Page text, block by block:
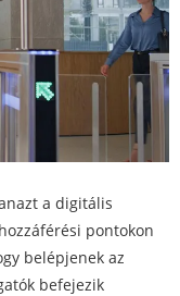
a digitális
pontokon
belépjenek az
befejezik